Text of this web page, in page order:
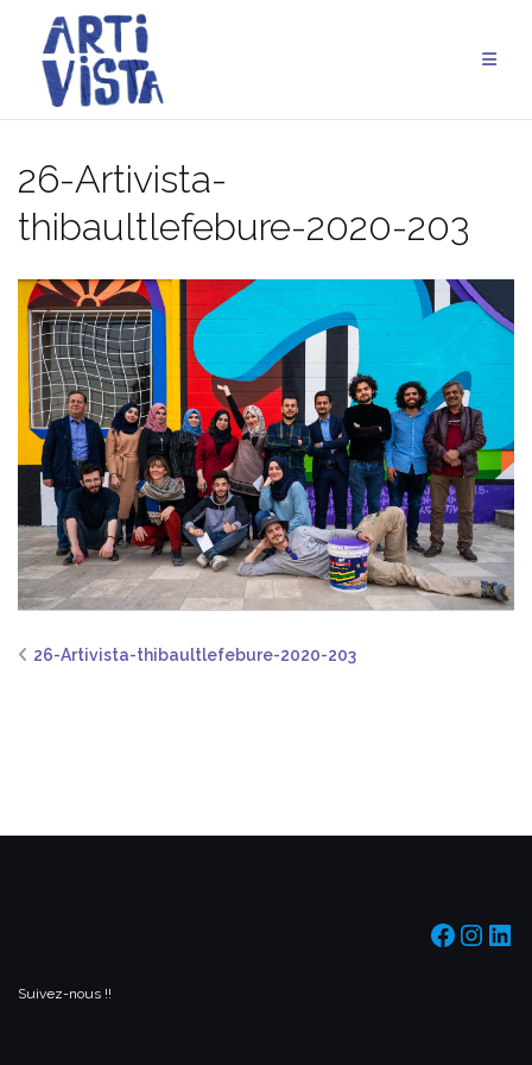
contenu
26-Artivista-
thibaultlefebure-2020-203
26-Artivista-thibaultlefebure-2020-203
Suivez-nous !!